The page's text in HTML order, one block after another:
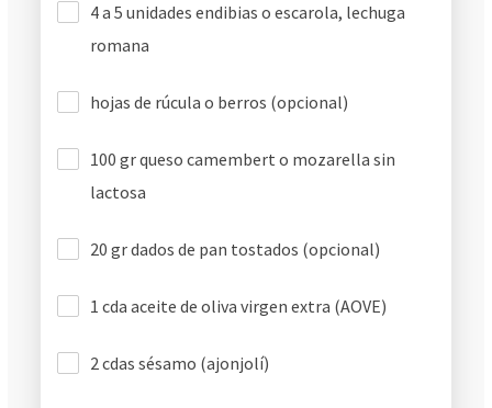
4 a 5 unidades endibias o escarola, lechuga
romana
hojas de rúcula o berros (opcional)
100 gr queso camembert o mozarella sin
lactosa
20 gr dados de pan tostados (opcional)
1 cda aceite de oliva virgen extra (AOVE)
2 cdas sésamo (ajonjolí)